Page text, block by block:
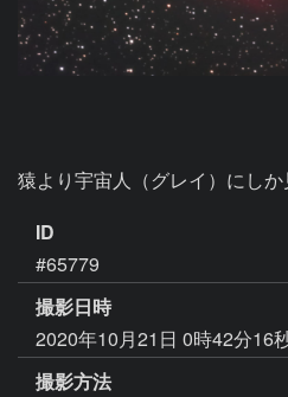
猿より宇宙人（グレイ）にしか
ID
#65779
撮影日時
2020年10月21日 0時42分16
撮影方法